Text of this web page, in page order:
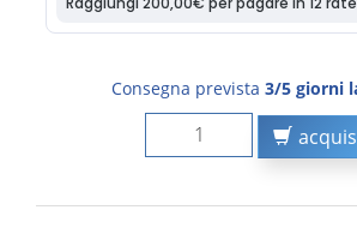
Consegna prevista 3/5 giorni